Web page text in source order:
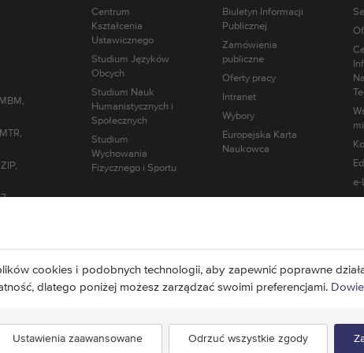
Centrum
Kształcenia
Ustawicznego
Studium Języków
Obcych
Studium Nauk
Humanistycznych i
Społecznych
Studium
Wychowania
Fizycznego i Sportu
Biuletyn Informacji
Publicznej
Zamówienia
publiczne
Oferty pracy
Intranet
Wybory
Europejska Karta
Naukowca
e-
cookies i podobnych technologii, aby zapewnić poprawne
dlatego poniżej możesz zarządzać swoimi preferencjami.
Ustawienia zaawansowane Odrzuć wszystkie zgody